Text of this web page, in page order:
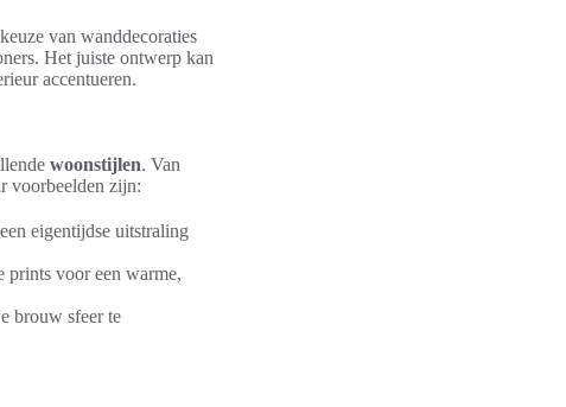
van wanddecoraties
Het juiste ontwerp kan
accentueren.
woonstijlen. Van
voorbeelden zijn:
eigentijdse uitstraling
prints voor een warme,
brouw sfeer te